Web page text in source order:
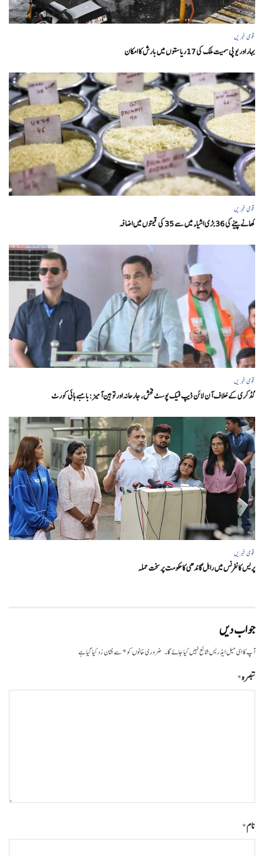
قومی خبریں
بہار اور یو پی سمیت ملک کی 17ریاستوں میں بارش کا امکان
قومی خبریں
کھانے پینے کی 36 بڑی اشیاء میں سے 35 کی قیمتوں میں اضافہ
قومی خبریں
گڈکری کے خلاف آن لائن ڈیپ فیک پوسٹ فحش، جارحانہ اور توہین آمیز:بامبے ہائی کورٹ
قومی خبریں
پریس کانفرنس میں راہل گاندھی کا حکومت پر سخت حملہ
جواب دیں
آپ کا ای میل ایڈریس شائع نہیں کیا جائے گا۔ ضروری خانوں کو*سے نشان زد کیا گیا ہے
تبصرہ*
نام*